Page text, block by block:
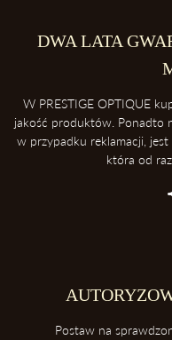
DWA LATA
W PRESTIGE OPTIQUE
jakość produktów. Ponadto
w przypadku reklamacji, jest
która od
Postaw na